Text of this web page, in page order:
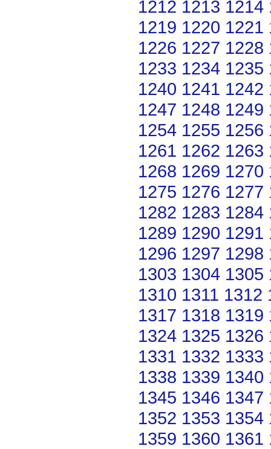
1212 1213 1214
1219 1220 1221
1226 1227 1228
1233 1234 1235
1240 1241 1242
1247 1248 1249
1254 1255 1256
1261 1262 1263
1268 1269 1270
1275 1276 1277
1282 1283 1284
1289 1290 1291
1296 1297 1298
1303 1304 1305
1310 1311 1312
1317 1318 1319
1324 1325 1326
1331 1332 1333
1338 1339 1340
1345 1346 1347
1352 1353 1354
1359 1360 1361